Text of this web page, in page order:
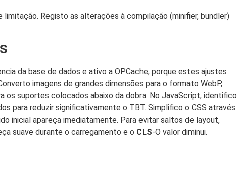
limitação. Registo as alterações à compilação (minifier, bundler)
da base de dados e ativo a OPCache, porque estes ajustes
imagens de grandes dimensões para o formato WebP,
os suportes colocados abaixo da dobra. No JavaScript, identifico
para reduzir significativamente o TBT. Simplifico o CSS através
inicial apareça imediatamente. Para evitar saltos de layout,
suave durante o carregamento e o CLS-O valor diminui.